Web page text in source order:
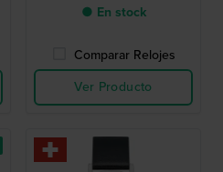
● En stock
Comparar Relojes
Ver Producto